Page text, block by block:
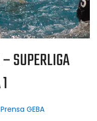
SUPERLIGA
Prensa GEBA